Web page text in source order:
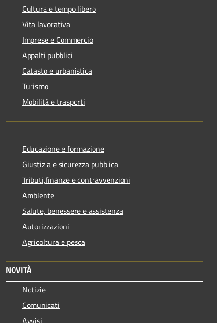
Cultura e tempo libero
Vita lavorativa
Imprese e Commercio
Appalti pubblici
Catasto e urbanistica
Turismo
Mobilità e trasporti
Educazione e formazione
Giustizia e sicurezza pubblica
Tributi,finanze e contravvenzioni
Ambiente
Salute, benessere e assistenza
Autorizzazioni
Agricoltura e pesca
NOVITÀ
Notizie
Comunicati